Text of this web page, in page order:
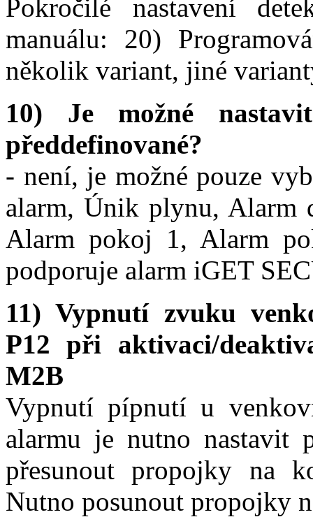
Pokročilé nastavení
manuálu: 20)
několik variant, jiné
10) Je možné
předdefinované?
- není, je možné pouze
alarm, Únik plynu, Alarm
Alarm pokoj 1, Alarm
podporuje alarm iGET
11) Vypnutí zvuku
P12 při aktivaci/
M2B
Vypnutí pípnutí u
alarmu je nutno nastavit
přesunout propojky na
Nutno posunout propojky